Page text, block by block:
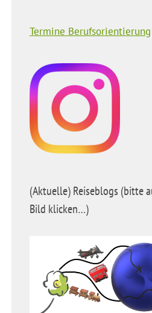
Termine Berufsorientierung
(Aktuelle) Reiseblogs (bitte
Bild klicken…)